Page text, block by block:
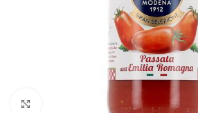
Clicca per ingrandire